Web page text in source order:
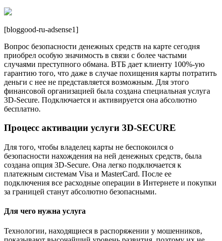
[bloggood-ru-adsense1]
Вопрос безопасности денежных средств на карте сегодня
приобрел особую значимость в связи с более частыми
случаями преступного обмана. ВТБ дает клиенту 100%-ую
гарантию того, что даже в случае похищения карты потратить
деньги с нее не представляется возможным. Для этого
финансовой организацией была создана специальная услуга
3D-Secure. Подключается и активируется она абсолютно
бесплатно.
Процесс активации услуги 3D-SECURE
Для того, чтобы владелец карты не беспокоился о
безопасности нахождения на ней денежных средств, была
создана опция 3D-Secure. Она легко подключается к
платежным системам Visa и MasterCard. После ее
подключения все расходные операции в Интернете и покупки
за границей станут абсолютно безопасными.
Для чего нужна услуга
Технологии, находящиеся в распоряжении у мошенников,